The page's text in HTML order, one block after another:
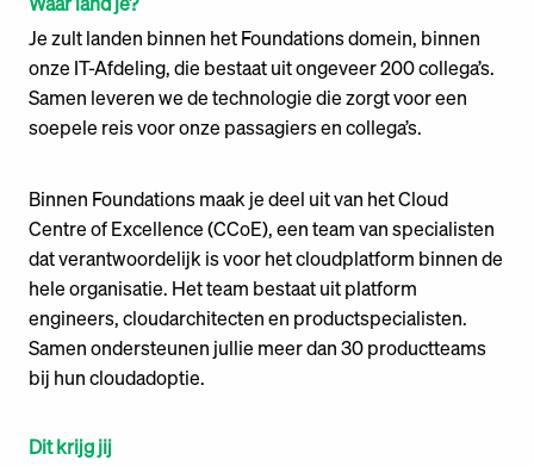
Je zult landen binnen het Foundations domein, binnen
onze IT-Afdeling, die bestaat uit ongeveer 200 collega’s.
Samen leveren we de technologie die zorgt voor een
soepele reis voor onze passagiers en collega’s.
Binnen Foundations maak je deel uit van het Cloud
Centre of Excellence (CCoE), een team van specialisten
dat verantwoordelijk is voor het cloudplatform binnen de
hele organisatie. Het team bestaat uit platform
engineers, cloudarchitecten en productspecialisten.
Samen ondersteunen jullie meer dan 30 productteams
bij hun cloudadoptie.
Dit krijg jij